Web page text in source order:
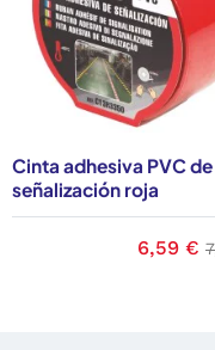
Cinta adhesiva PVC de
señalización roja
Precio
6,59 €